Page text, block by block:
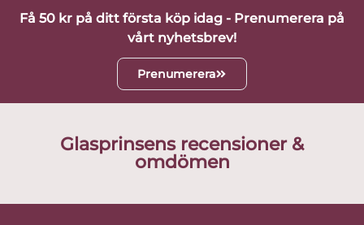
Få 50 kr på ditt första köp idag - Prenumerera på
vårt nyhetsbrev!
Prenumerera
Glasprinsens recensioner &
omdömen